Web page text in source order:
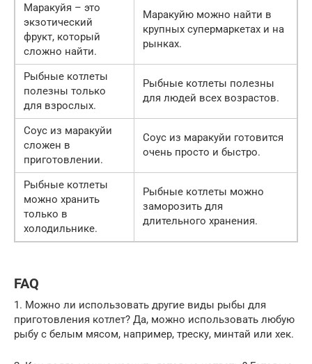
Маракуйя – это
экзотический
фрукт, который
сложно найти.
Маракуйю можно найти в
крупных супермаркетах и на
рынках.
Рыбные котлеты
полезны только
для взрослых.
Рыбные котлеты полезны
для людей всех возрастов.
Соус из маракуйи
сложен в
приготовлении.
Соус из маракуйи готовится
очень просто и быстро.
Рыбные котлеты
можно хранить
только в
холодильнике.
Рыбные котлеты можно
заморозить для
длительного хранения.
FAQ
1. Можно ли использовать другие виды рыбы для
приготовления котлет? Да, можно использовать любую
рыбу с белым мясом, например, треску, минтай или хек.